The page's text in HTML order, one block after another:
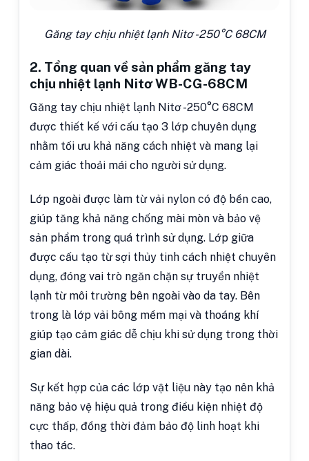
Găng tay chịu nhiệt lạnh Nitơ -250°C 68CM
2. Tổng quan về sản phẩm găng tay
chịu nhiệt lạnh Nitơ WB-CG-68CM
Găng tay chịu nhiệt lạnh Nitơ -250°C 68CM
được thiết kế với cấu tạo 3 lớp chuyên dụng
nhằm tối ưu khả năng cách nhiệt và mang lại
cảm giác thoải mái cho người sử dụng.
Lớp ngoài được làm từ vải nylon có độ bền cao,
giúp tăng khả năng chống mài mòn và bảo vệ
sản phẩm trong quá trình sử dụng. Lớp giữa
được cấu tạo từ sợi thủy tinh cách nhiệt chuyên
dụng, đóng vai trò ngăn chặn sự truyền nhiệt
lạnh từ môi trường bên ngoài vào da tay. Bên
trong là lớp vải bông mềm mại và thoáng khí
giúp tạo cảm giác dễ chịu khi sử dụng trong thời
gian dài.
Sự kết hợp của các lớp vật liệu này tạo nên khả
năng bảo vệ hiệu quả trong điều kiện nhiệt độ
cực thấp, đồng thời đảm bảo độ linh hoạt khi
thao tác.